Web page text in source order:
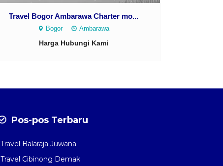
Travel Bogor Ambarawa Charter mo...
Bogor Ambarawa
Harga Hubungi Kami
Pos-pos Terbaru
Travel Balaraja Juwana
Travel Cibinong Demak